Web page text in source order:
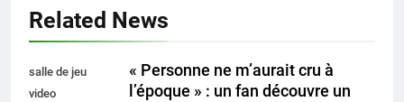
Related News
salle de jeu
video
« Personne ne m’aurait cru à
l’époque » : un fan découvre un